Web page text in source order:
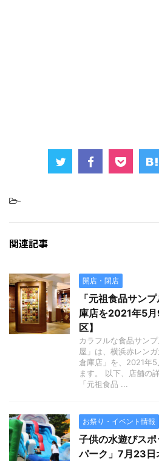
-
関連記事
開店・閉店
「元祖食品サン
庫店を2021年5
区】
カラフルな食品サン
屋」は、横浜赤レン
倉庫店」を、2021年
ます。 以下、店舗の
「元祖食品 ...
お祭り・イベント情報
子供の水遊びス
パーク」7月23日